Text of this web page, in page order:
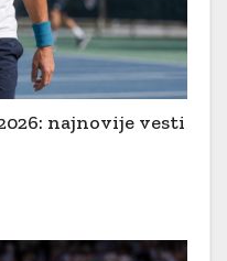
najnovije vesti